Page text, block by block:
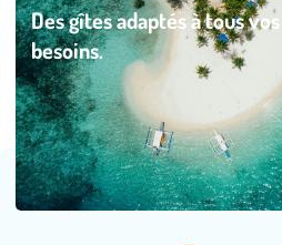
Des gîtes adaptés à tous vos
besoins.